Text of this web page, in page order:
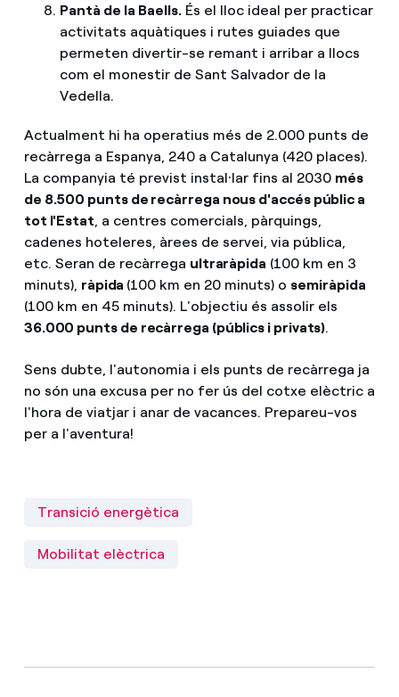
Pantà de la Baells.És el lloc ideal per practicar
activitats aquàtiques i rutes guiades que
permeten divertir-se remant i arribar a llocs
com el monestir de Sant Salvador de la
Vedella.
Actualment hi ha operatius més de 2.000 punts de
recàrrega a Espanya, 240 a Catalunya (420 places).
La companyia té previst instal·lar fins al 2030 més
de 8.500 punts de recàrrega nous d'accés públic a
tot l'Estat, a centres comercials, pàrquings,
cadenes hoteleres, àrees de servei, via pública,
etc. Seran de recàrrega ultraràpida (100 km en 3
minuts), ràpida (100 km en 20 minuts) o semiràpida
(100 km en 45 minuts). L'objectiu és assolir els
36.000 punts de recàrrega (públics i privats).
Sens dubte, l'autonomia i els punts de recàrrega ja
no són una excusa per no fer ús del cotxe elèctric a
l'hora de viatjar i anar de vacances. Prepareu-vos
per a l'aventura!
Transició energètica
Mobilitat elèctrica